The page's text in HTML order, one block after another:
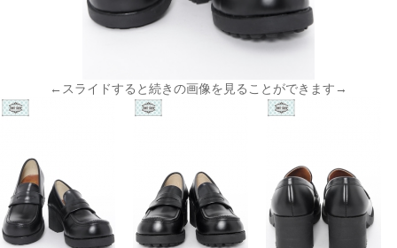
←スライドすると続きの画像を見ることができます→